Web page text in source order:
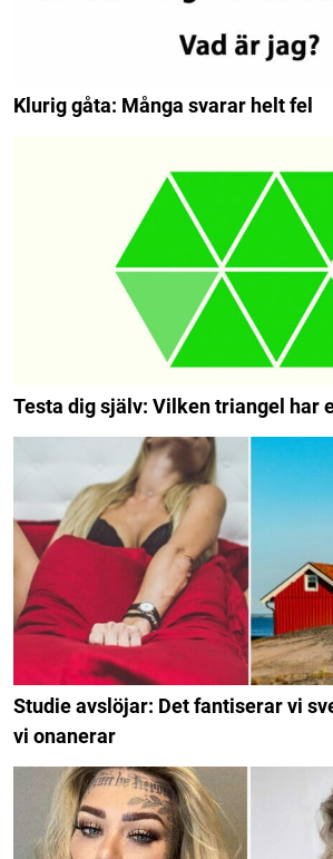
Klurig gåta: Många svarar helt fel
Testa dig själv: Vilken triangel har
Studie avslöjar: Det fantiserar vi
vi onanerar